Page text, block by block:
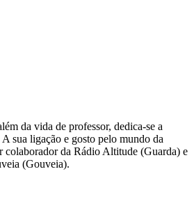
da vida de professor, dedica-se a
sua ligação e gosto pelo mundo da
colaborador da Rádio Altitude (Guarda) e
(Gouveia).